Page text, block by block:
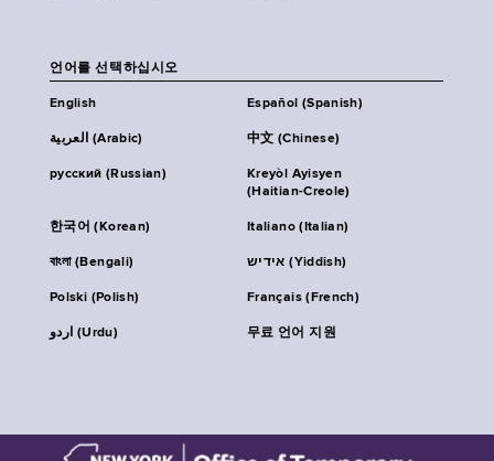
언어를 선택하십시오
English Español (Spanish)
العربية (Arabic) 中文 (Chinese)
русский (Russian)
Kreyòl Ayisyen
(Haitian-Creole)
한국어 (Korean) Italiano (Italian)
বাংলা (Bengali) אידיש (Yiddish)
Polski (Polish) Français (French)
اردو (Urdu) 무료 언어 지원